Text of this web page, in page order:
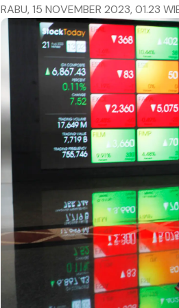
RABU, 15 NOVEMBER 2023, 01.23